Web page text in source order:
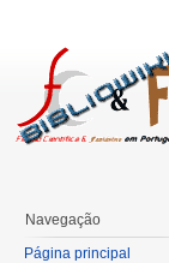
Navegação
Página principal